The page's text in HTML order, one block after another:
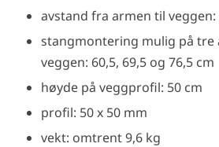
avstand fra armen til veggen:
stangmontering mulig på tre
veggen: 60,5, 69,5 og 76,5 cm
høyde på veggprofil: 50 cm
profil: 50 x 50 mm
vekt: omtrent 9,6 kg